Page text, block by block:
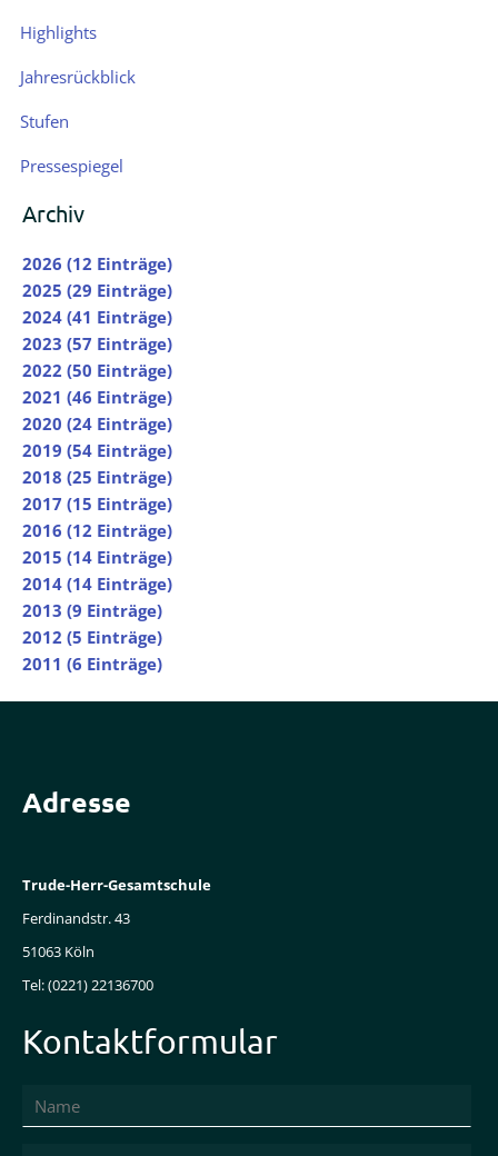
Highlights
Jahresrückblick
Stufen
Pressespiegel
Archiv
2026 (12 Einträge)
2025 (29 Einträge)
2024 (41 Einträge)
2023 (57 Einträge)
2022 (50 Einträge)
2021 (46 Einträge)
2020 (24 Einträge)
2019 (54 Einträge)
2018 (25 Einträge)
2017 (15 Einträge)
2016 (12 Einträge)
2015 (14 Einträge)
2014 (14 Einträge)
2013 (9 Einträge)
2012 (5 Einträge)
2011 (6 Einträge)
Adresse
Trude-Herr-Gesamtschule
Ferdinandstr. 43
51063 Köln
Tel: (0221) 22136700
Kontaktformular